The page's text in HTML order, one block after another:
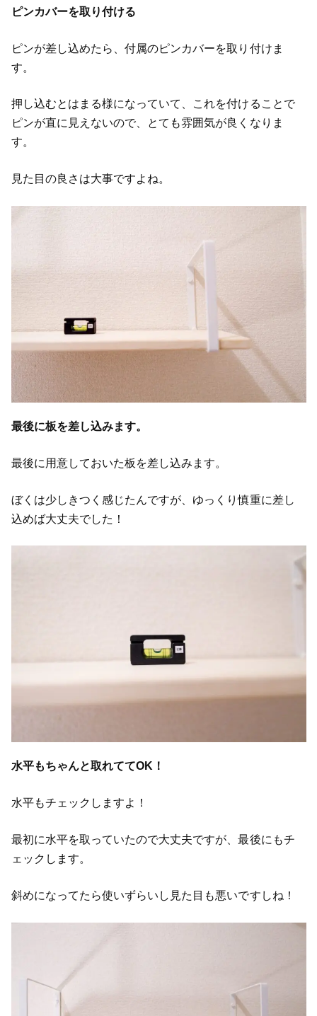
ピンカバーを取り付ける
ピンが差し込めたら、付属のピンカバーを取り付けま
す。
押し込むとはまる様になっていて、これを付けることで
ピンが直に見えないので、とても雰囲気が良くなりま
す。
見た目の良さは大事ですよね。
最後に板を差し込みます。
最後に用意しておいた板を差し込みます。
ぼくは少しきつく感じたんですが、ゆっくり慎重に差し
込めば大丈夫でした！
水平もちゃんと取れててOK！
水平もチェックしますよ！
最初に水平を取っていたので大丈夫ですが、最後にもチ
ェックします。
斜めになってたら使いずらいし見た目も悪いですしね！